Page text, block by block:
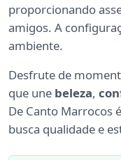
proporcionando
amigos. A
ambiente.
Desfrute de
que une beleza,
De Canto Marrocos
busca qualidade e